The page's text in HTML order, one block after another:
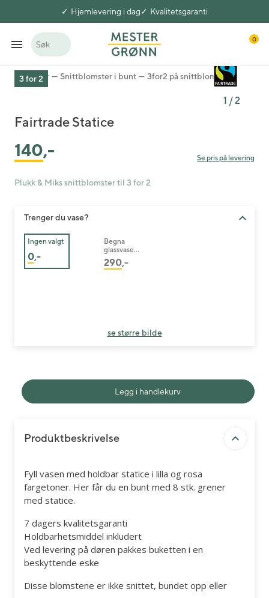
Hjemlevering i dag Kvalitetsgaranti
Søk
0
Blomster Snittblomster i bunt 3for2 på snittblomster
3 for 2
1 /2
Fairtrade Statice
140,- Se pris på levering
Plukk & Miks snittblomster til 3 for 2
Trenger du vase?
Ingen valgt
0,-
Begna
glassvase
26 cm
290,-
se større bilde
Legg i handlekurv
Produktbeskrivelse
Fyll vasen med holdbar statice i lilla og rosa
fargetoner. Her får du en bunt med 8 stk. grener
med statice.
7 dagers kvalitetsgaranti
Holdbarhetsmiddel inkludert
Ved levering på døren pakkes buketten i en
beskyttende eske
Disse blomstene er ikke snittet, bundet opp eller